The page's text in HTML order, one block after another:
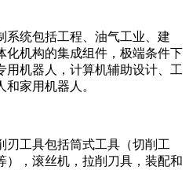
系统包括工程、油气工业、建
化机构的集成组件，极端条件下
用机器人，计算机辅助设计、工
家用机器人。
刃工具包括筒式工具（切削工
），滚丝机，拉削刀具，装配和